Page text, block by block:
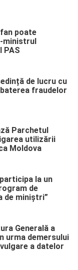
poate
ministrul
PAS
de lucru cu
fraudelor
Parchetul
utilizării
Moldova
la un
de
de miniștri”
Generală a
urma demersului
a datelor